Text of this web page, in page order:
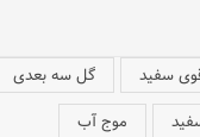
سفید گل سه بعدی
موج آب